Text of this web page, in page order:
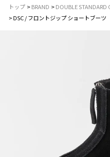
トップ BRAND DOUBLE STANDARD
DSC / フロントジップ ショートブーツ